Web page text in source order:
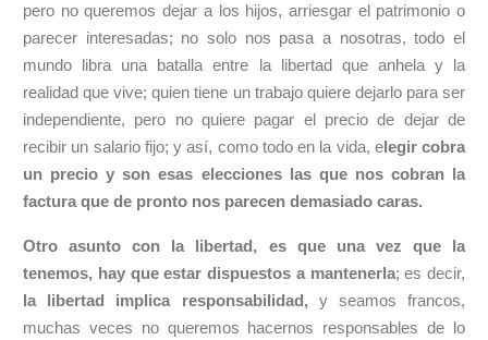
pero no queremos dejar a los hijos, arriesgar el patrimonio o
parecer interesadas; no solo nos pasa a nosotras, todo el
mundo libra una batalla entre la libertad que anhela y la
realidad que vive; quien tiene un trabajo quiere dejarlo para ser
independiente, pero no quiere pagar el precio de dejar de
recibir un salario fijo; y así, como todo en la vida, elegir cobra
un precio y son esas elecciones las que nos cobran la
factura que de pronto nos parecen demasiado caras.
Otro asunto con la libertad, es que una vez que la
tenemos, hay que estar dispuestos a mantenerla; es decir,
la libertad implica responsabilidad, y seamos francos,
muchas veces no queremos hacernos responsables de lo